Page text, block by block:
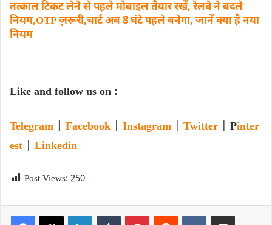
तत्काल टिकट लेने से पहले मोबाइल तैयार रखें, रेलवे ने बदले
नियम,OTP ज़रूरी,चार्ट अब 8 घंटे पहले बनेगा, जानें क्‍या है नया
नि‍यम
Like and follow us on :
Telegram Facebook Instagram Twitter Pinter
est
Linkedin
Post Views: 250